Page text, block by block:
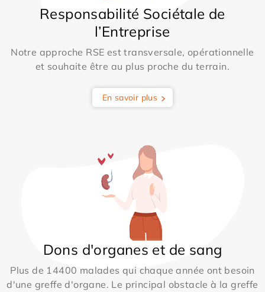
Responsabilité Sociétale de
l’Entreprise
Notre approche RSE est transversale, opérationnelle
et souhaite être au plus proche du terrain.
En savoir plus
Dons d'organes et de sang
Plus de 14400 malades qui chaque année ont besoin
d'une greffe d'organe. Le principal obstacle à la greffe